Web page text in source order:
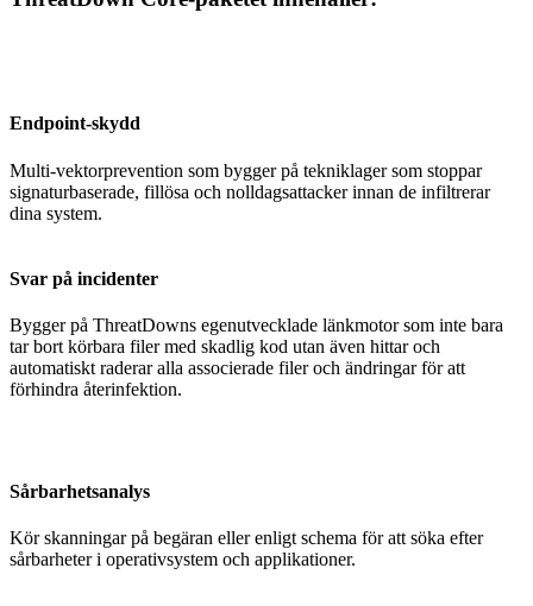
Endpoint-skydd
Multi-vektorprevention som bygger på tekniklager som stoppar
signaturbaserade, fillösa och nolldagsattacker innan de infiltrerar
dina system.
Svar på incidenter
Bygger på ThreatDowns egenutvecklade länkmotor som inte bara
tar bort körbara filer med skadlig kod utan även hittar och
automatiskt raderar alla associerade filer och ändringar för att
förhindra återinfektion.
Sårbarhetsanalys
Kör skanningar på begäran eller enligt schema för att söka efter
sårbarheter i operativsystem och applikationer.